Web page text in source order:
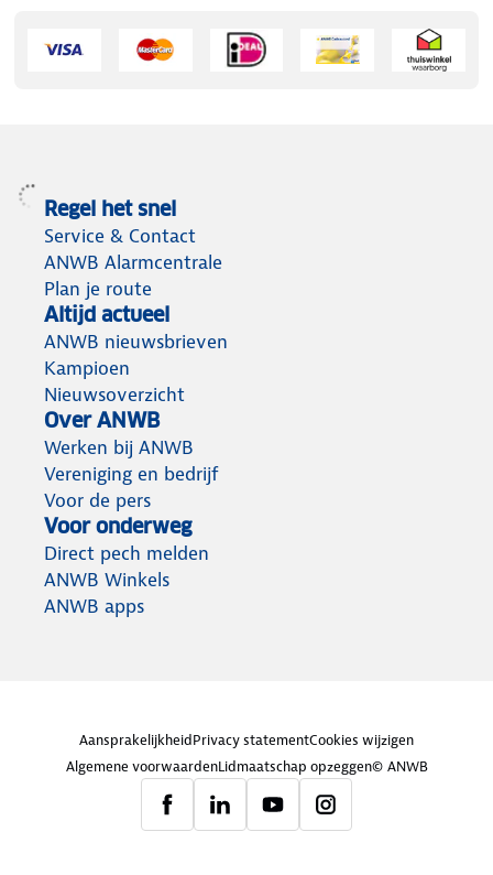
Regel het snel
Service & Contact
ANWB Alarmcentrale
Plan je route
Altijd actueel
ANWB nieuwsbrieven
Kampioen
Nieuwsoverzicht
Over ANWB
Werken bij ANWB
Vereniging en bedrijf
Voor de pers
Voor onderweg
Direct pech melden
ANWB Winkels
ANWB apps
AansprakelijkheidPrivacy statementCookies wijzigen
Algemene voorwaardenLidmaatschap opzeggen© ANWB